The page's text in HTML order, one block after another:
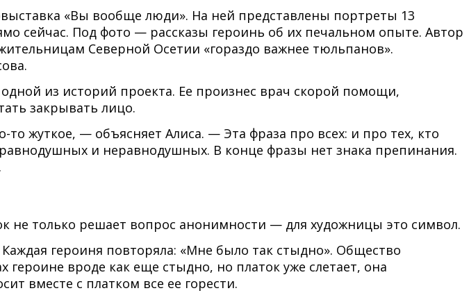
«Вы вообще люди». На ней представлены портреты 13
сейчас. Под фото — рассказы героинь об их печальном опыте. Автор
Северной Осетии «гораздо важнее тюльпанов».
из историй проекта. Ее произнес врач скорой помощи,
закрывать лицо.
жуткое, — объясняет Алиса. — Эта фраза про всех: и про тех, кто
и неравнодушных. В конце фразы нет знака препинания.
только решает вопрос анонимности — для художницы это символ.
героиня повторяла: «Мне было так стыдно». Общество
вроде как еще стыдно, но платок уже слетает, она
вместе с платком все ее горести.